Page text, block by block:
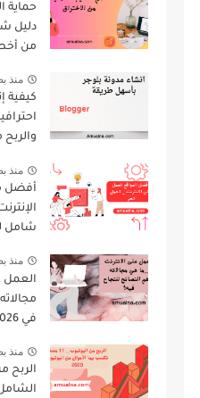
حماية
دليل
من
منذ
كيفية
والربح
منذ
أفضل
شامل
منذ
العمل
في 2026
منذ
الربح